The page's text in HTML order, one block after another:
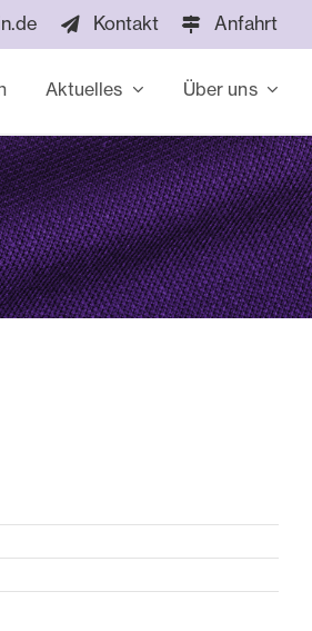
Kontakt Anfahrt
Aktuelles Über uns